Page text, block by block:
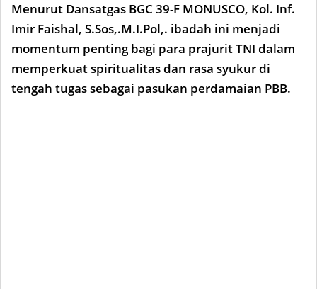
Menurut Dansatgas BGC 39-F MONUSCO, Kol. Inf.
Imir Faishal, S.Sos,.M.I.Pol,. ibadah ini menjadi
momentum penting bagi para prajurit TNI dalam
memperkuat spiritualitas dan rasa syukur di
tengah tugas sebagai pasukan perdamaian PBB.